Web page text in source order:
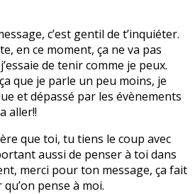
c’est gentil de t’inquiéter.
en ce moment, ça ne va pas
de tenir comme je peux.
que je parle un peu moins, je
et dépassé par les évènements
aller!!
que toi, tu tiens le coup avec
aussi de penser à toi dans
merci pour ton message, ça fait
pense à moi.